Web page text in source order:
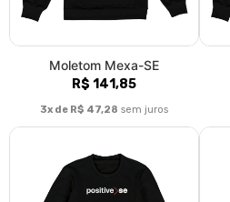
Moletom Mexa-SE
R$ 141,85
3x de R$ 47,28 sem juros